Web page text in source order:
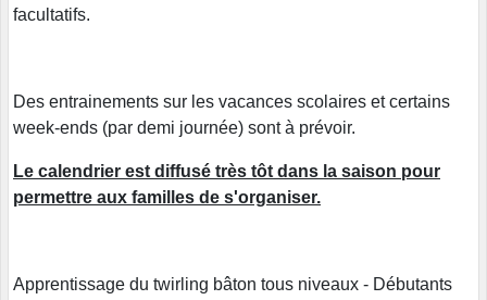
facultatifs.
Des entrainements sur les vacances scolaires et certains
week-ends (par demi journée) sont à prévoir.
Le calendrier est diffusé très tôt dans la saison pour
permettre aux familles de s'organiser.
Apprentissage du twirling bâton tous niveaux - Débutants